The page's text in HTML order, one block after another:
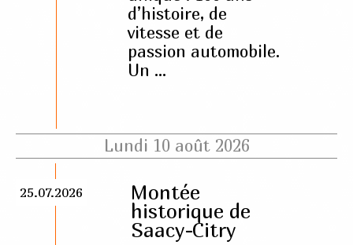
d’histoire, de
vitesse et de
passion automobile.
Un ...
Lundi 10 août 2026
25.07.2026
Montée
historique de
Saacy-Citry